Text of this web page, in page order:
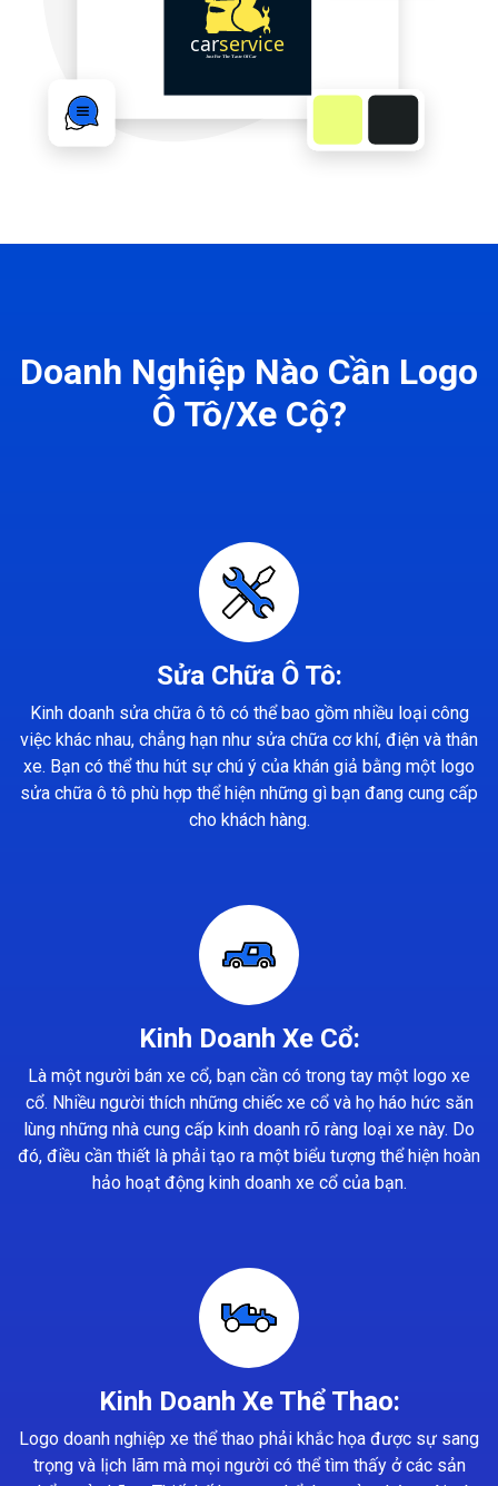
Doanh Nghiệp Nào Cần Logo
Ô Tô/Xe Cộ?
Sửa Chữa Ô Tô:
Kinh doanh sửa chữa ô tô có thể bao gồm nhiều loại công
việc khác nhau, chẳng hạn như sửa chữa cơ khí, điện và thân
xe. Bạn có thể thu hút sự chú ý của khán giả bằng một logo
sửa chữa ô tô phù hợp thể hiện những gì bạn đang cung cấp
cho khách hàng.
Kinh Doanh Xe Cổ:
Là một người bán xe cổ, bạn cần có trong tay một logo xe
cổ. Nhiều người thích những chiếc xe cổ và họ háo hức săn
lùng những nhà cung cấp kinh doanh rõ ràng loại xe này. Do
đó, điều cần thiết là phải tạo ra một biểu tượng thể hiện hoàn
hảo hoạt động kinh doanh xe cổ của bạn.
Kinh Doanh Xe Thể Thao:
Logo doanh nghiệp xe thể thao phải khắc họa được sự sang
trọng và lịch lãm mà mọi người có thể tìm thấy ở các sản